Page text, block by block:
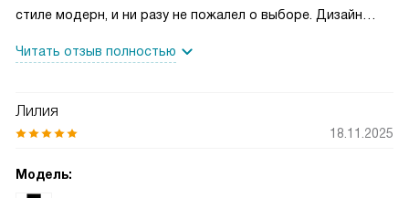
стиле модерн, и ни разу не пожалел о выборе. Дизайн
придает кухне роскошный, благородный вид. Особенно
устройство стало настоящим украшением интерьера.
улавливая все запахи и пар. Управление интуитивно
Читать отзыв полностью
Лилия
18.11.2025
Модель: